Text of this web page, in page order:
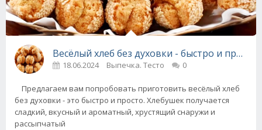
Весёлый хлеб без духовки - быстро и просто
18.06.2024 Выпечка. Тесто 0
без духовки - это быстро и просто. Хлебушек получается
сладкий, вкусный и ароматный, хрустящий снаружи и
рассыпчатый